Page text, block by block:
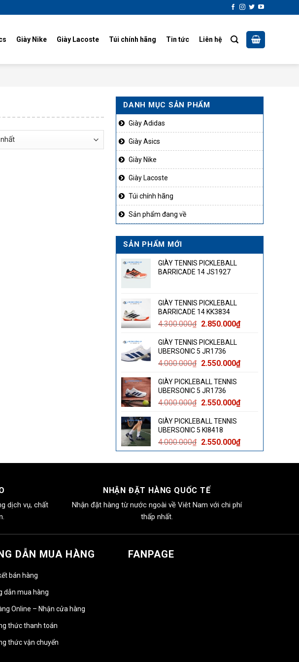
Giày Nike Giày Lacoste Túi chính hãng Tin tức Liên hệ
DANH MỤC SẢN PHẨM
Giày Adidas
Giày Asics
Giày Nike
Giày Lacoste
Túi chính hãng
Sản phẩm đang về
SẢN PHẨM MỚI
GIÀY TENNIS PICKLEBALL
BARRICADE 14 JS1927
GIÀY TENNIS PICKLEBALL
BARRICADE 14 KK3834
4.300.000₫ Giá
là:
4.300.000₫.
2.850.000₫Giá
2.850.000₫.
GIÀY TENNIS PICKLEBALL
UBERSONIC 5 JR1736
4.000.000₫ Giá
là:
4.000.000₫.
2.550.000₫Giá
2.550.000₫.
GIÀY PICKLEBALL TENNIS
UBERSONIC 5 JR1736
4.000.000₫ Giá
là:
4.000.000₫.
2.550.000₫Giá
2.550.000₫.
GIÀY PICKLEBALL TENNIS
UBERSONIC 5 KI8418
4.000.000₫ Giá
gốc
là:
2.550.000₫Giá
hiện
tại
dịch vụ, chất
NHẬN ĐẶT HÀNG QUỐC TẾ
Nhận đặt hàng từ nước ngoài về Viêt Nam với chi phí
thấp nhất.
DẪN MUA HÀNG
bán hàng
dẫn mua hàng
Online – Nhận cửa hàng
thức thanh toán
thức vận chuyển
FANPAGE